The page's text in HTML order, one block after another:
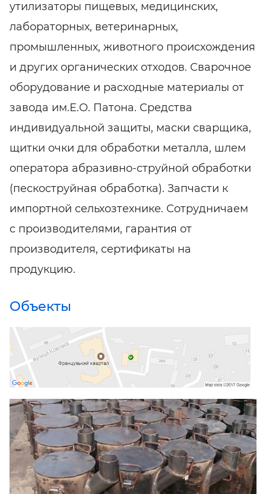
утилизаторы пищевых, медицинских,
лабораторных, ветеринарных,
промышленных, животного происхождения
и других органических отходов. Сварочное
оборудование и расходные материалы от
завода им.Е.О. Патона. Средства
индивидуальной защиты, маски сварщика,
щитки очки для обработки металла, шлем
оператора абразивно-струйной обработки
(пескоструйная обработка). Запчасти к
импортной сельхозтехнике. Сотрудничаем
с производителями, гарантия от
производителя, сертификаты на
продукцию.
Объекты